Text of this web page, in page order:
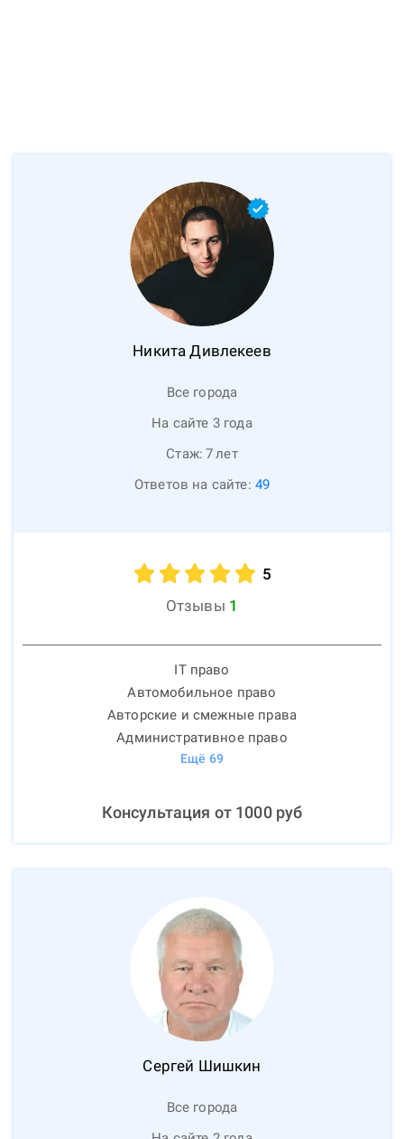
Никита Дивлекеев
Все города
На сайте 3 года
Стаж: 7лет
Ответов на сайте: 49
5
Отзывы 1
IT право
Автомобильное право
Авторские и смежные права
Административное право
Ещё 69
Консультация от 1000руб
Сергей Шишкин
Все города